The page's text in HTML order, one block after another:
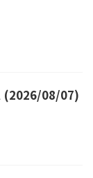
(2026/08/07)